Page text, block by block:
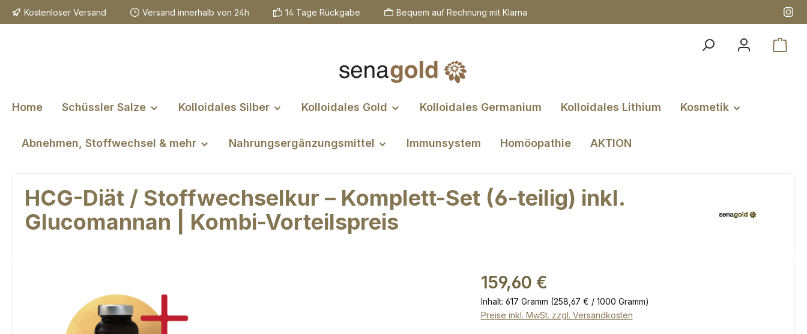
Hauptinhalt springen
Zur Suche springen
Zur Hauptnavigation springen
Kostenloser Versand Versand innerhalb von 24h 14 Tage Rückgabe Bequem auf Rechnung mit Klarna
Home Schüssler Salze Kolloidales Silber Kolloidales Gold Kolloidales Germanium Kolloidales Lithium Kosmetik
Abnehmen, Stoffwechsel & mehr Nahrungsergänzungsmittel Immunsystem Homöopathie AKTION
HCG-Diät / Stoffwechselkur – Komplett-Set (6-teilig) inkl.
Glucomannan | Kombi-Vorteilspreis
Regulärer Preis:
159,60 €
Inhalt: 617 Gramm (258,67 € / 1000 Gramm)
Preise inkl. MwSt. zzgl. Versandkosten